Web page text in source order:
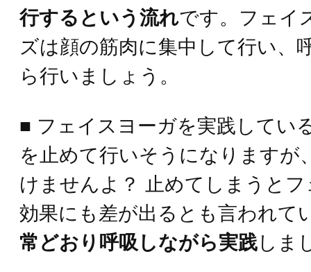
行するという流れです。フェイ
ズは顔の筋肉に集中して行い、
ら行いましょう。
■ フェイスヨーガを実践してい
を止めて行いそうになりますが
けませんよ？ 止めてしまうと
効果にも差が出るとも言われて
常どおり呼吸しながら実践しま